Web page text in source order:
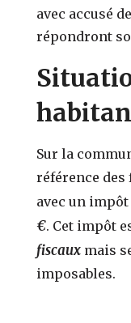
avec accusé
répondront
Sur la
référence
avec un
€. Cet impôt
fiscaux mais
imposables.